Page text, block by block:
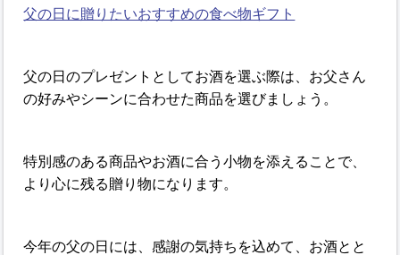
父の日に贈りたいおすすめの食べ物ギフト
父の日のプレゼントとしてお酒を選ぶ際は、お父さん
の好みやシーンに合わせた商品を選びましょう。
特別感のある商品やお酒に合う小物を添えることで、
より心に残る贈り物になります。
今年の父の日には、感謝の気持ちを込めて、お酒とと